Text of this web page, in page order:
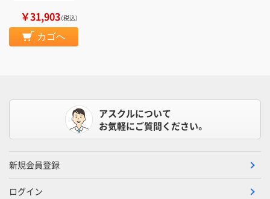
￥31,903（税込）
カゴへ
アスクルについて
お気軽にご質問ください。
新規会員登録
ログイン